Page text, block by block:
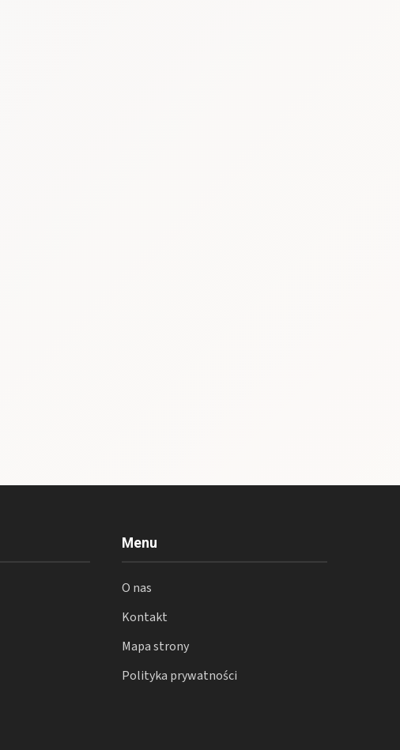
Menu
O nas
Kontakt
Mapa strony
Polityka prywatności